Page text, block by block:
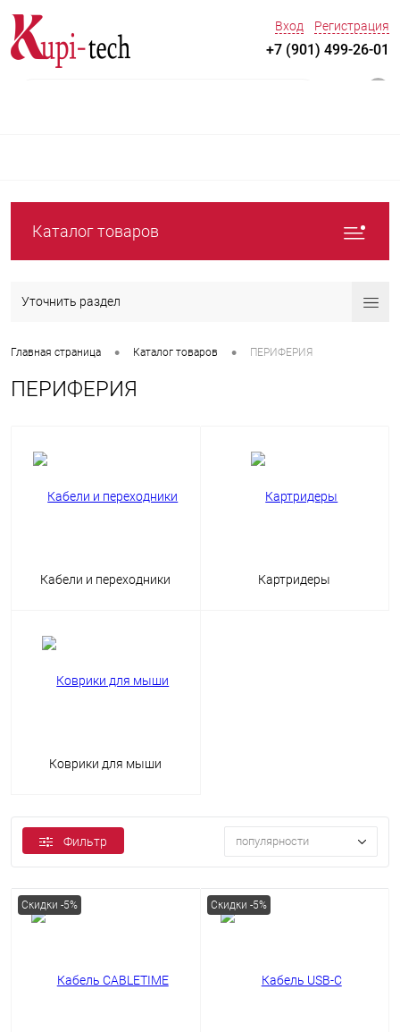
Вход Регистрация
+7 (901) 499-26-01
Каталог товаров
Уточнить раздел
Главная страница • Каталог товаров • ПЕРИФЕРИЯ
ПЕРИФЕРИЯ
Кабели и переходники Картридеры
Коврики для мыши
Фильтр популярности
Скидки -5% Скидки -5%